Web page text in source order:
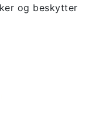
og beskytter